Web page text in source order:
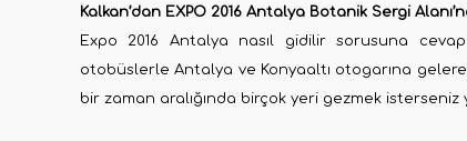
Kalkan’dan EXPO 2016 Antalya Botanik Sergi
Expo 2016 Antalya nasıl gidilir sorusuna
otobüslerle Antalya ve Konyaaltı otogarına
bir zaman aralığında birçok yeri gezmek